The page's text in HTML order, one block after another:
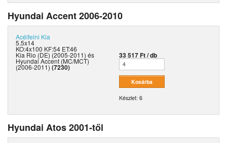
Hyundai Accent 2006-2010
Acélfelni Kia
5.5x14
KO:4x100 KF:54 ET:46
Kia Rio (DE) (2005-2011) és
Hyundai Accent (MC/MCT)
(2006-2011) (7230)
33 517 Ft / db
Készlet: 6
Hyundai Atos 2001-től